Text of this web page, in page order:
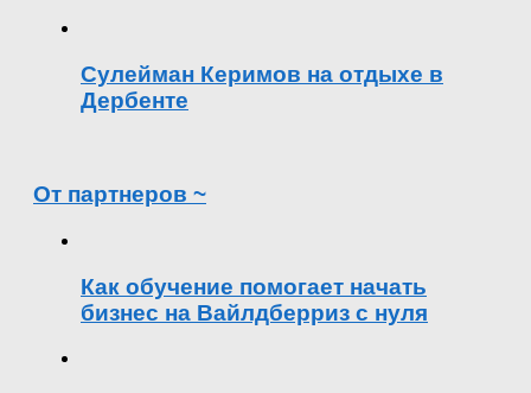
Сулейман Керимов на отдыхе в
Дербенте
От партнеров ~
Как обучение помогает начать
бизнес на Вайлдберриз с нуля